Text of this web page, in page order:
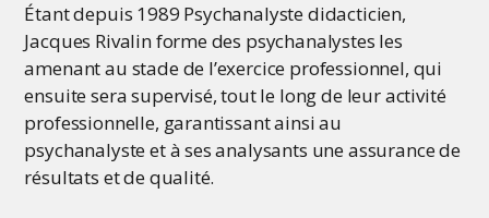
Étant depuis 1989 Psychanalyste didacticien,
Jacques Rivalin forme des psychanalystes les
amenant au stade de l’exercice professionnel, qui
ensuite sera supervisé, tout le long de leur activité
professionnelle, garantissant ainsi au
psychanalyste et à ses analysants une assurance de
résultats et de qualité.